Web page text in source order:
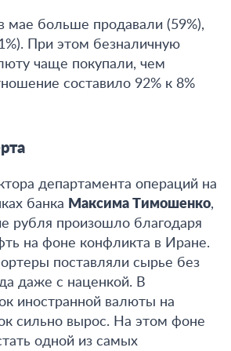
мае больше продавали (59%),
При этом безналичную
чаще покупали, чем
составило 92% к 8%
департамента операций на
банка Максима Тимошенко,
рубля произошло благодаря
на фоне конфликта в Иране.
поставляли сырье без
даже с наценкой. В
иностранной валюты на
сильно вырос. На этом фоне
одной из самых